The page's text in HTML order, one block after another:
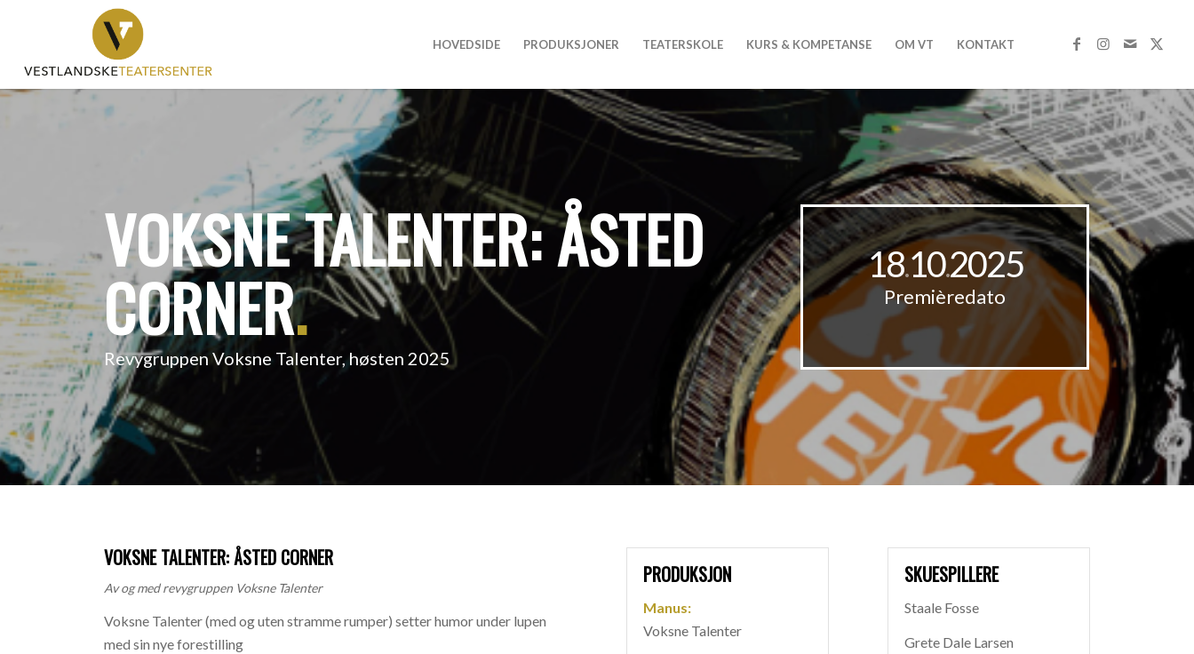
HOVEDSIDE PRODUKSJONER TEATERSKOLE KURS & KOMPETANSE OM VT KONTAKT
VOKSNE TALENTER: ÅSTED
CORNER.
Revygruppen Voksne Talenter, høsten 2025
18.10.2025
Premièredato
VOKSNE TALENTER: ÅSTED CORNER
Av og med revygruppen Voksne Talenter
Voksne Talenter (med og uten stramme rumper) setter humor under lupen
med sin nye forestilling
PRODUKSJON
Manus:
Voksne Talenter
SKUESPILLERE
Staale Fosse
Grete Dale Larsen